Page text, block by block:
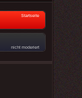
Startseite
nicht moderiert